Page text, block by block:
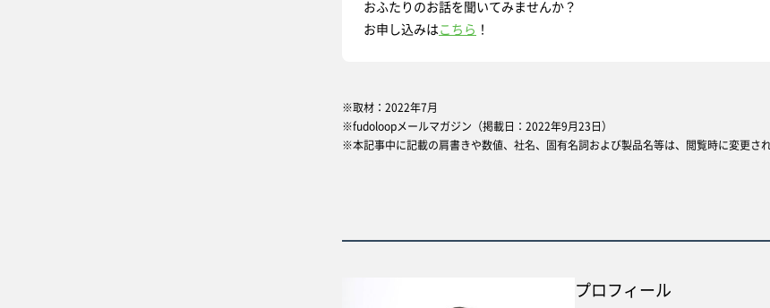
おふたりのお話を聞いてみませんか？
お申し込みはこちら ！
※取材：2022年7月
※fudoloopメールマガジン（掲載日：2022年9月23日）
※本記事中に記載の肩書きや数値、社名、固有名詞および製品名等は、閲覧時に変更さ
プロフィール